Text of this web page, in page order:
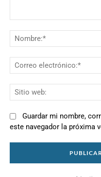
Guardar mi nombre,
este navegador la próxima